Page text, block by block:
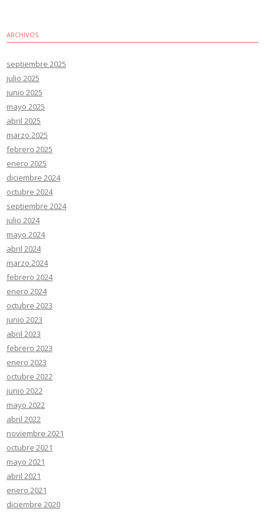
ARCHIVOS
septiembre 2025
julio 2025
junio 2025
mayo 2025
abril 2025
marzo 2025
febrero 2025
enero 2025
diciembre 2024
octubre 2024
septiembre 2024
julio 2024
mayo 2024
abril 2024
marzo 2024
febrero 2024
enero 2024
octubre 2023
junio 2023
abril 2023
febrero 2023
enero 2023
octubre 2022
junio 2022
mayo 2022
abril 2022
noviembre 2021
octubre 2021
mayo 2021
abril 2021
enero 2021
diciembre 2020